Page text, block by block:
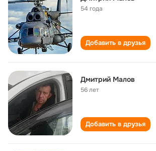
54 года
Добавить в друзья
Дмитрий Малов
56 лет
Добавить в друзья